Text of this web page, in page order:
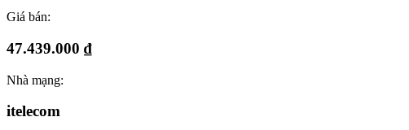
Giá bán:
47.439.000 ₫
Nhà mạng:
itelecom